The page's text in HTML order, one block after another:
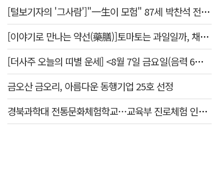
[털보기자의 '그사람']"一生이 모험" 87세 박찬석 전 경북대 총장
[이야기로 만나는 약선(藥膳)]토마토는 과일일까, 채소일까
[더사주 오늘의 띠별 운세] <8월 7일 금요일(음력 6월25일)>
금오산 금오리, 아름다운 동행기업 25호 선정
경북과학대 전통문화체험학교…교육부 진로체험 인증기관 선정